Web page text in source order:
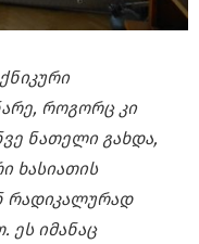
როგორც კი
ნათელი გახდა,
ხასიათის
რადიკალურად
ეს იმანაც